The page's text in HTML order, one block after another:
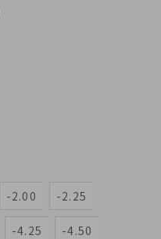
-2.00 -2.25
-4.25 -4.50